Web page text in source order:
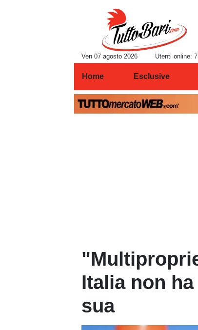
Ven 07 agosto 2026 Utenti online:
Home Esclusive
Italia non
sua